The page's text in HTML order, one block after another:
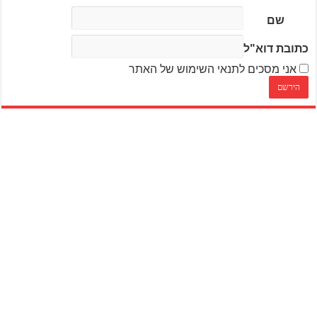
שם
כתובת דוא"ל
אני מסכים לתנאי השימוש של האתר